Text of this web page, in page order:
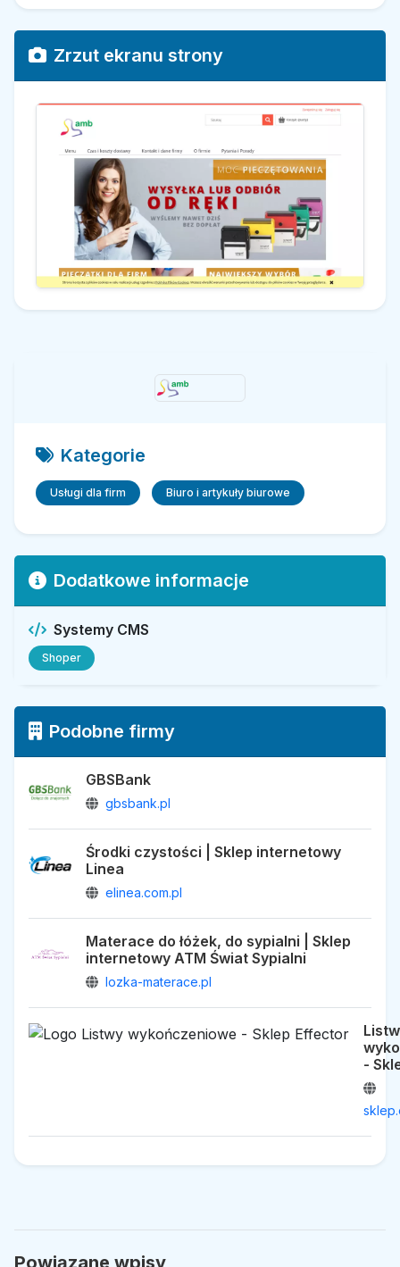
Zrzut ekranu strony
Kategorie
Usługi dla firm Biuro i artykuły biurowe
Dodatkowe informacje
Systemy CMS
Shoper
Podobne firmy
GBSBank
gbsbank.pl
Środki czystości | Sklep internetowy
Linea
elinea.com.pl
Materace do łóżek, do sypialni | Sklep
internetowy ATM Świat Sypialni
lozka-materace.pl
-
Powiązane wpisy